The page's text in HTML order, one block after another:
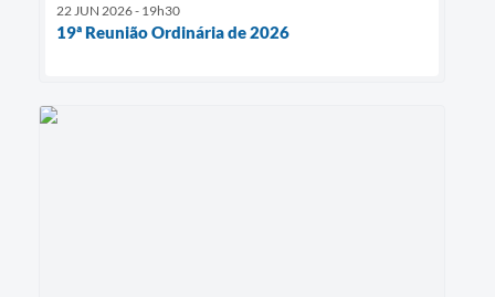
22 JUN 2026 - 19h30
19ª Reunião Ordinária de 2026